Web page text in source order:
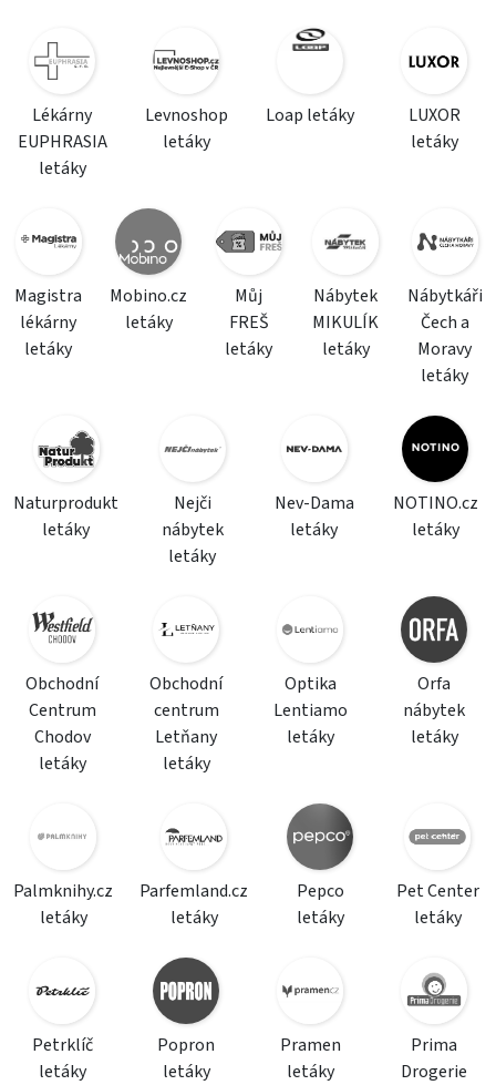
Lékárny
EUPHRASIA
letáky
Levnoshop
letáky
Loap letáky
LUXOR
letáky
Magistra
lékárny
letáky
Mobino.cz
letáky
Můj
FREŠ
letáky
Nábytek
MIKULÍK
letáky
Nábytkáři
Čech a
Moravy
letáky
Naturprodukt
letáky
Nejči
nábytek
letáky
Nev-Dama
letáky
NOTINO.cz
letáky
Obchodní
Centrum
Chodov
letáky
Obchodní
centrum
Letňany
letáky
Optika
Lentiamo
letáky
Orfa
nábytek
letáky
Palmknihy.cz
letáky
Parfemland.cz
letáky
Pepco
letáky
Pet Center
letáky
Petrklíč
letáky
Popron
letáky
Pramen
letáky
Prima
Drogerie